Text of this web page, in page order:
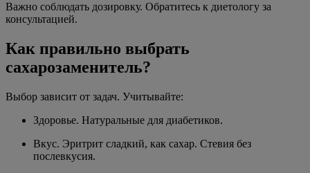
Важно соблюдать дозировку. Обратитесь к диетологу за
консультацией.
Как правильно выбрать
сахарозаменитель?
Выбор зависит от задач. Учитывайте:
Здоровье. Натуральные для диабетиков.
Вкус. Эритрит сладкий, как сахар. Стевия без
послевкусия.